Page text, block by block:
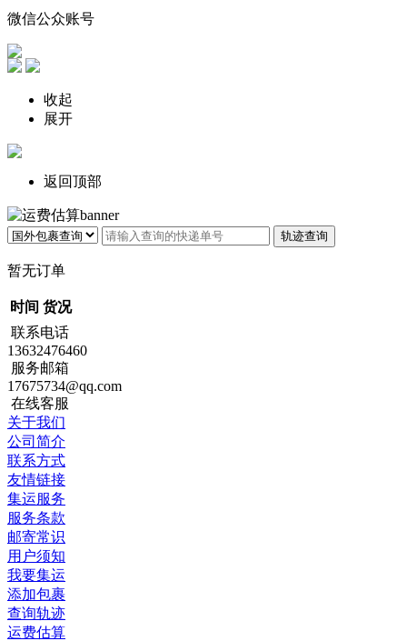
微信公众账号
收起
展开
返回顶部
暂无订单
时间 货况
联系电话
13632476460
服务邮箱
17675734@qq.com
在线客服
关于我们
公司简介
联系方式
友情链接
集运服务
服务条款
邮寄常识
用户须知
我要集运
添加包裹
查询轨迹
运费估算